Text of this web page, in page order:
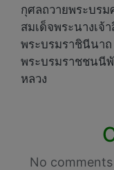
กุศลถวายพระบรม
สมเด็จพระนางเจ้
พระบรมราชินีนาถ
พระบรมราชชนนี
หลวง
No